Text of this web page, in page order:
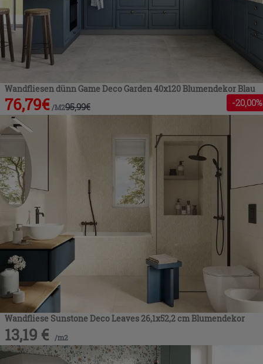
Wandfliesen dünn Game Deco Garden 40x120 Blumendekor Blau
76,79€ /M295,99€ -20,00%
Wandfliese Sunstone Deco Leaves 26,1x52,2 cm Blumendekor
13,19 € /m2